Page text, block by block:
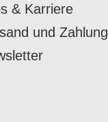
& Karriere
und Zahlung